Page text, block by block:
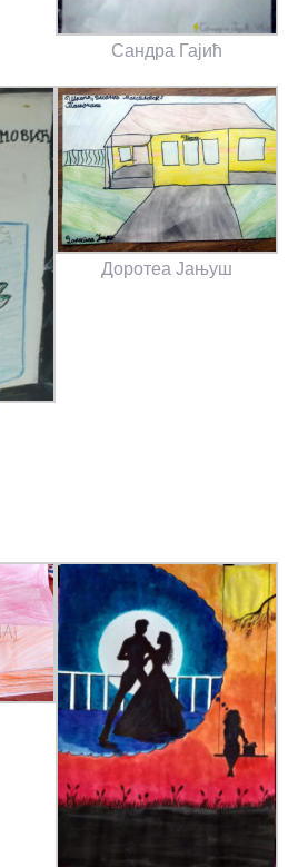
Сандра Гајић
Доротеа Јањуш